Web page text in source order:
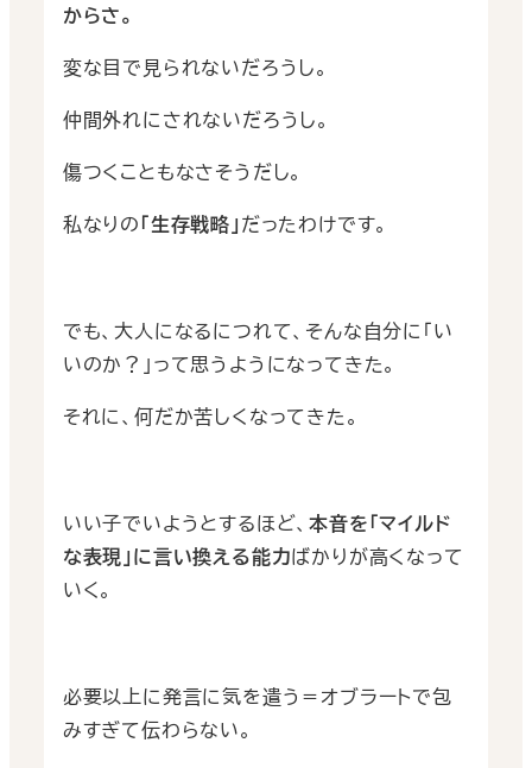
からさ。
変な目で見られないだろうし。
仲間外れにされないだろうし。
傷つくこともなさそうだし。
私なりの 「生存戦略」 だったわけです。
でも、大人になるにつれて、そんな自分に「い
いのか？」って思うようになってきた。
それに、何だか苦しくなってきた。
いい子でいようとするほど、本音を「マイルド
な表現」に言い換える能力ばかりが高くなって
いく。
必要以上に発言に気を遣う＝オブラートで包
みすぎて伝わらない。